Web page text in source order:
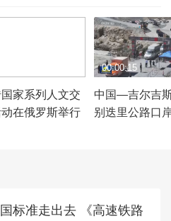
家系列人文交
在俄罗斯举行
中国—吉尔吉
别迭里公路口
00:00:15
标准走出去 《高速铁路